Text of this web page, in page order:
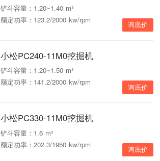
铲斗容量：1.20~1.40 m³
额定功率：123.2/2000 kw/rpm
询底价
小松PC240-11M0挖掘机
铲斗容量：1.20~1.50 m³
额定功率：141.2/2000 kw/rpm
询底价
小松PC330-11M0挖掘机
铲斗容量：1.6 m³
额定功率：202.3/1950 kw/rpm
询底价